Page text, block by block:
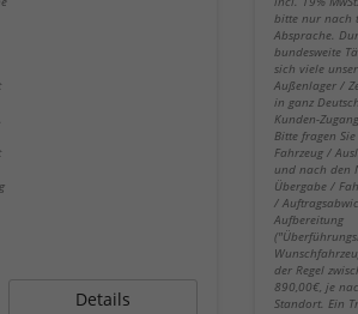
Details
bitte nur nach
Absprache.
bundesweite
sich viele
Außenlager /
in ganz
Kunden-
Bitte fragen
Fahrzeug /
und nach den
Übergabe /
/
Aufbereitung
der Regel
890,00€, je
Standort. Ein